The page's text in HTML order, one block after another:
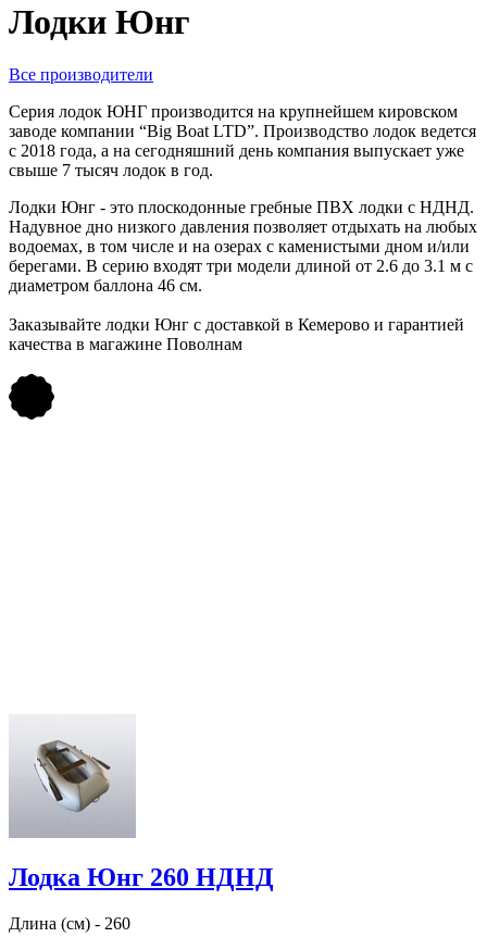
Лодки Юнг
Все производители
Лодка Юнг 260 НДНД
Длина (см) - 260
Серия лодок ЮНГ производится на крупнейшем кировском
заводе компании “Big Boat LTD”. Производство лодок ведется
с 2018 года, а на сегодняшний день компания выпускает уже
свыше 7 тысяч лодок в год.
Лодки Юнг - это плоскодонные гребные ПВХ лодки с НДНД.
Надувное дно низкого давления позволяет отдыхать на любых
водоемах, в том числе и на озерах с каменистыми дном и/или
берегами. В серию входят три модели длиной от 2.6 до 3.1 м с
диаметром баллона 46 см.
Заказывайте лодки Юнг с доставкой в Кемерово и гарантией
качества в магажине Поволнам